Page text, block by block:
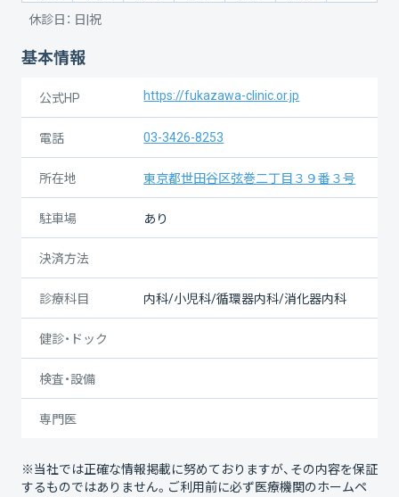
休診日： 日|祝
基本情報
公式HP https://fukazawa-clinic.or.jp
電話 03-3426-8253
所在地 東京都世田谷区弦巻二丁目３９番３号
駐車場 あり
決済方法
診療科目 内科/小児科/循環器内科/消化器内科
健診・ドック
検査・設備
専門医
※当社では正確な情報掲載に努めておりますが、その内容を保証
するものではありません。ご利用前に必ず医療機関のホームペ